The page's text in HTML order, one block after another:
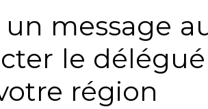
un message
le
région